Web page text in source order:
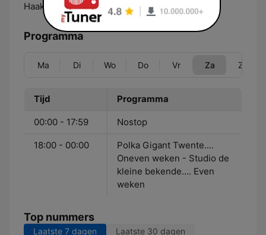
Haaksbergen: Online
Programma
Ma Di Wo Do Vr Za Zo
Tijd Programma
00:00 - 17:59 Nostop
18:00 - 00:00
Polka Gigant Twente....
Oneven weken - Studio de
kleine bekende.... Even
weken
Top nummers
Laatste 7 dagen Laatste 30 dagen